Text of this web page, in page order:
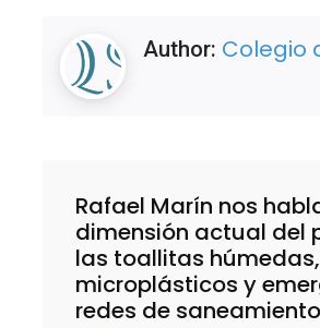
Author: Colegio
Rafael Marín nos
dimensión actual del
las toallitas húmedas,
microplásticos y
redes de saneamiento